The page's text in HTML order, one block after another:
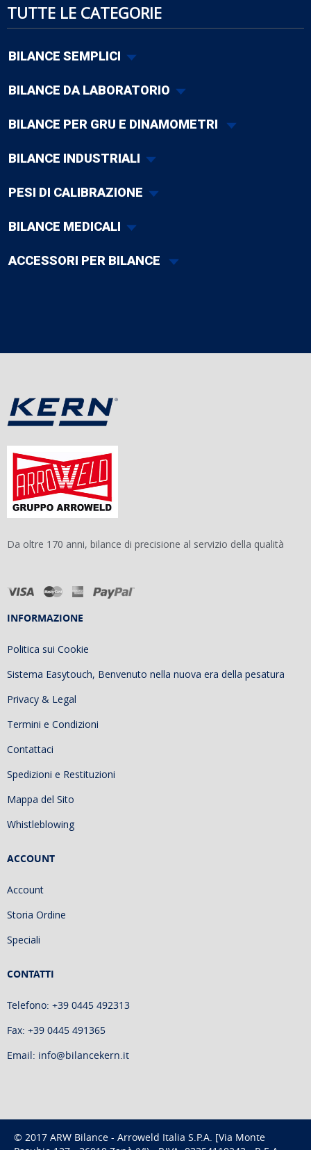
TUTTE LE CATEGORIE
BILANCE SEMPLICI
BILANCE DA LABORATORIO
BILANCE PER GRU E DINAMOMETRI
BILANCE INDUSTRIALI
PESI DI CALIBRAZIONE
BILANCE MEDICALI
ACCESSORI PER BILANCE
Da oltre 170 anni, bilance di precisione al servizio della qualità
INFORMAZIONE
Politica sui Cookie
Sistema Easytouch, Benvenuto nella nuova era della pesatura
Privacy & Legal
Termini e Condizioni
Contattaci
Spedizioni e Restituzioni
Mappa del Sito
Whistleblowing
ACCOUNT
Account
Storia Ordine
Speciali
CONTATTI
Telefono: +39 0445 492313
Fax: +39 0445 491365
Email: info@bilancekern.it
© 2017 ARW Bilance - Arroweld Italia S.P.A. [Via Monte